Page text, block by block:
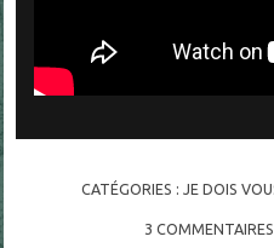
CATÉGORIES :JE DOIS
3 COMMENTAIRES